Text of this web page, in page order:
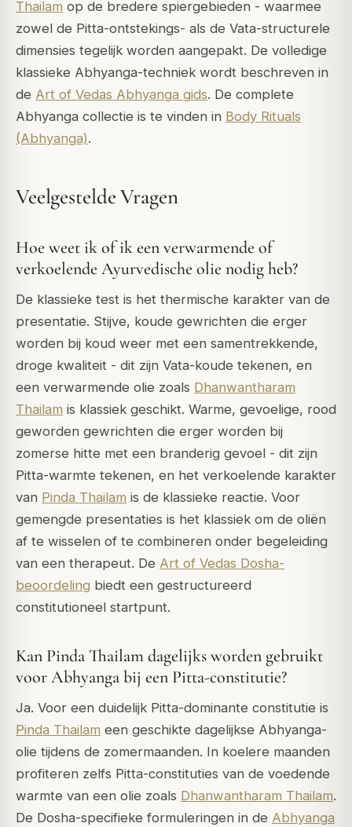
Thailam op de bredere spiergebieden - waarmee
zowel de Pitta-ontstekings- als de Vata-structurele
dimensies tegelijk worden aangepakt. De volledige
klassieke Abhyanga-techniek wordt beschreven in
de Art of Vedas Abhyanga gids. De complete
Abhyanga collectie is te vinden in Body Rituals
(Abhyanga).
Veelgestelde Vragen
Hoe weet ik of ik een verwarmende of
verkoelende Ayurvedische olie nodig heb?
De klassieke test is het thermische karakter van de
presentatie. Stijve, koude gewrichten die erger
worden bij koud weer met een samentrekkende,
droge kwaliteit - dit zijn Vata-koude tekenen, en
een verwarmende olie zoals Dhanwantharam
Thailam is klassiek geschikt. Warme, gevoelige, rood
geworden gewrichten die erger worden bij
zomerse hitte met een branderig gevoel - dit zijn
Pitta-warmte tekenen, en het verkoelende karakter
van Pinda Thailam is de klassieke reactie. Voor
gemengde presentaties is het klassiek om de oliën
af te wisselen of te combineren onder begeleiding
van een therapeut. De Art of Vedas Dosha-
beoordeling biedt een gestructureerd
constitutioneel startpunt.
Kan Pinda Thailam dagelijks worden gebruikt
voor Abhyanga bij een Pitta-constitutie?
Ja. Voor een duidelijk Pitta-dominante constitutie is
Pinda Thailam een geschikte dagelijkse Abhyanga-
olie tijdens de zomermaanden. In koelere maanden
profiteren zelfs Pitta-constituties van de voedende
warmte van een olie zoals Dhanwantharam Thailam.
De Dosha-specifieke formuleringen in de Abhyanga